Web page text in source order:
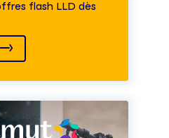
flash LLD dès